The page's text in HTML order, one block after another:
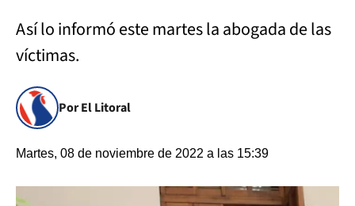
Así lo informó este martes la abogada de las
víctimas.
Por El Litoral
Martes, 08 de noviembre de 2022 a las 15:39